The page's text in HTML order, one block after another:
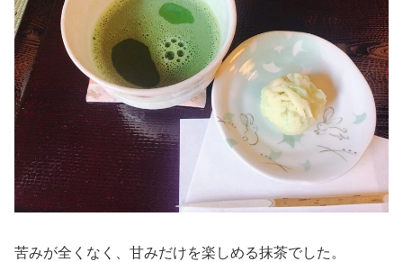
苦みが全くなく、甘みだけを楽しめる抹茶でした。